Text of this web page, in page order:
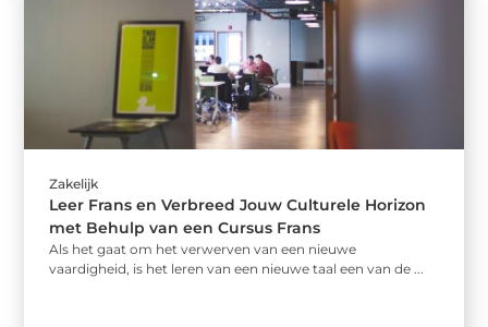
Zakelijk
Leer Frans en Verbreed Jouw Culturele Horizon
met Behulp van een Cursus Frans
Als het gaat om het verwerven van een nieuwe
vaardigheid, is het leren van een nieuwe taal een van de ...